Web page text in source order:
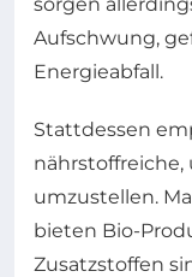
Aufschwung,
Energieabfall.
Stattdessen
umzustellen.
bieten Bio-
Zusatzstoffen